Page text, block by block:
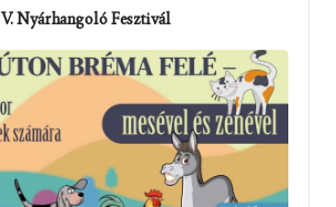
V. Nyárhangoló Fesztivál